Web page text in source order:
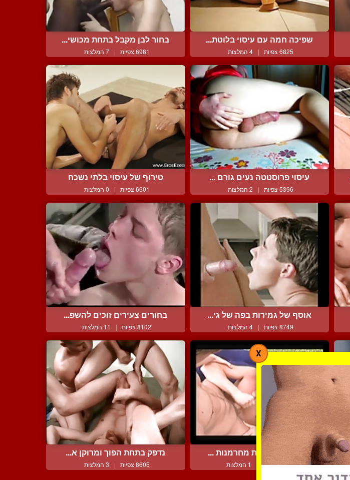
שפיכה חמה עם עיסוי בלוטת...
6825 צפיות | 4 המלצות
בחור לבן מקבל בתחת מכושי...
6981 צפיות | 7 המלצות
עיסוי פרוסטטה נעים גורם ...
5396 צפיות | 2 המלצות
טירוף של עיסוי בלתי נשכח
6601 צפיות | 0 המלצות
אוסף של גמירות בפה של גי...
8749 צפיות | 4 המלצות
בחורים צעירים זוכים להשפ...
8102 צפיות | 11 המלצות
גמירות אוראליות מחרמנות ...
10382 צפיות 1 המלצות
נדפק בתחת הפוך ומרוקן א...
8605 צפיות | 3 המלצות
X